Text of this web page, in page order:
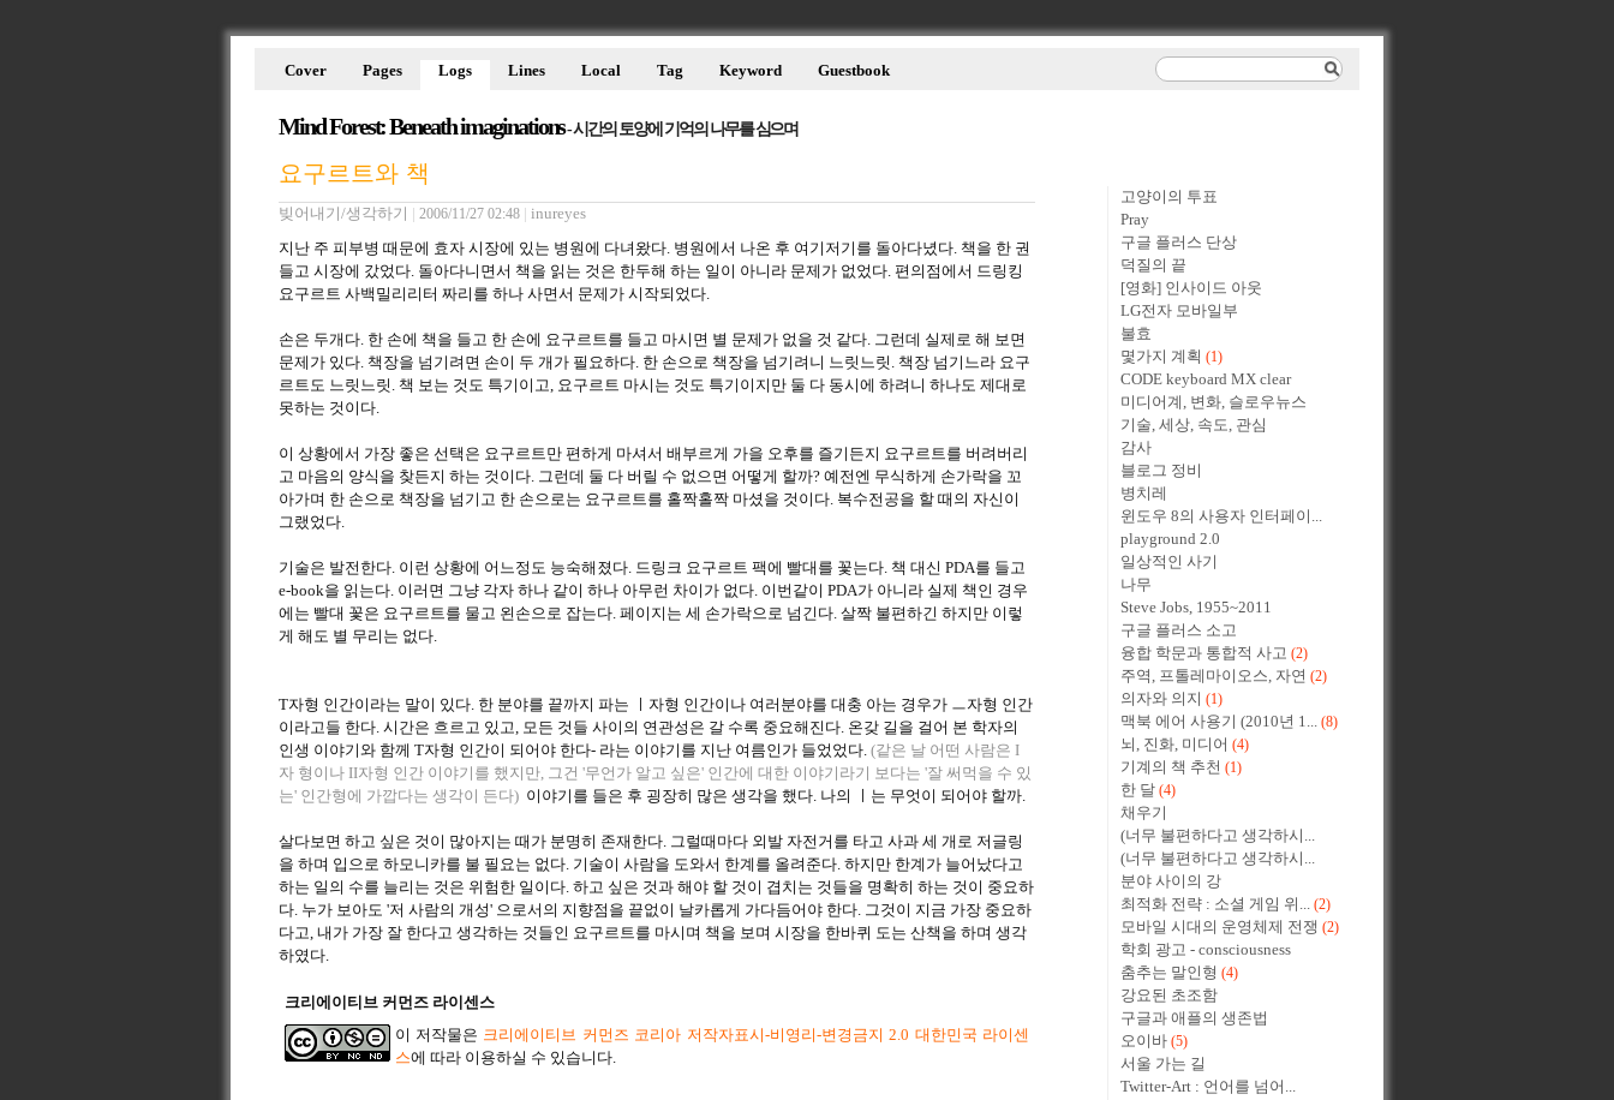
Mind Forest: Beneath imaginations- 시간의 토양에 기억의 나무를 심으며
Cover Pages Logs Lines Local Tag Keyword Guestbook
요구르트와 책
빚어내기/생각하기 2006/11/27 02:48 inureyes
지난 주 피부병 때문에 효자 시장에 있는 병원에 다녀왔다. 병원에서 나온 후 여기저기를 돌아다녔다. 책을 한 권
들고 시장에 갔었다. 돌아다니면서 책을 읽는 것은 한두해 하는 일이 아니라 문제가 없었다. 편의점에서 드링킹
요구르트 사백밀리리터 짜리를 하나 사면서 문제가 시작되었다.
손은 두개다. 한 손에 책을 들고 한 손에 요구르트를 들고 마시면 별 문제가 없을 것 같다. 그런데 실제로 해 보면
문제가 있다. 책장을 넘기려면 손이 두 개가 필요하다. 한 손으로 책장을 넘기려니 느릿느릿. 책장 넘기느라 요구
르트도 느릿느릿. 책 보는 것도 특기이고, 요구르트 마시는 것도 특기이지만 둘 다 동시에 하려니 하나도 제대로
못하는 것이다.
이 상황에서 가장 좋은 선택은 요구르트만 편하게 마셔서 배부르게 가을 오후를 즐기든지 요구르트를 버려버리
고 마음의 양식을 찾든지 하는 것이다. 그런데 둘 다 버릴 수 없으면 어떻게 할까? 예전엔 무식하게 손가락을 꼬
아가며 한 손으로 책장을 넘기고 한 손으로는 요구르트를 홀짝홀짝 마셨을 것이다. 복수전공을 할 때의 자신이
그랬었다.
기술은 발전한다. 이런 상황에 어느정도 능숙해졌다. 드링크 요구르트 팩에 빨대를 꽃는다. 책 대신 PDA를 들고
e-book을 읽는다. 이러면 그냥 각자 하나 같이 하나 아무런 차이가 없다. 이번같이 PDA가 아니라 실제 책인 경우
에는 빨대 꽃은 요구르트를 물고 왼손으로 잡는다. 페이지는 세 손가락으로 넘긴다. 살짝 불편하긴 하지만 이렇
게 해도 별 무리는 없다.
T자형 인간이라는 말이 있다. 한 분야를 끝까지 파는 ㅣ자형 인간이나 여러분야를 대충 아는 경우가 ㅡ자형 인간
이라고들 한다. 시간은 흐르고 있고, 모든 것들 사이의 연관성은 갈 수록 중요해진다. 온갖 길을 걸어 본 학자의
인생 이야기와 함께 T자형 인간이 되어야 한다- 라는 이야기를 지난 여름인가 들었었다. (같은 날 어떤 사람은 I
자 형이나 II자형 인간 이야기를 했지만, 그건 '무언가 알고 싶은' 인간에 대한 이야기라기 보다는 '잘 써먹을 수 있
는' 인간형에 가깝다는 생각이 든다) 이야기를 들은 후 굉장히 많은 생각을 했다. 나의 ㅣ는 무엇이 되어야 할까.
살다보면 하고 싶은 것이 많아지는 때가 분명히 존재한다. 그럴때마다 외발 자전거를 타고 사과 세 개로 저글링
을 하며 입으로 하모니카를 불 필요는 없다. 기술이 사람을 도와서 한계를 올려준다. 하지만 한계가 늘어났다고
하는 일의 수를 늘리는 것은 위험한 일이다. 하고 싶은 것과 해야 할 것이 겹치는 것들을 명확히 하는 것이 중요하
다. 누가 보아도 '저 사람의 개성' 으로서의 지향점을 끝없이 날카롭게 가다듬어야 한다. 그것이 지금 가장 중요하
다고, 내가 가장 잘 한다고 생각하는 것들인 요구르트를 마시며 책을 보며 시장을 한바퀴 도는 산책을 하며 생각
하였다.
크리에이티브 커먼즈 라이센스
이 저작물은 크리에이티브 커먼즈 코리아 저작자표시-비영리-변경금지 2.0 대한민국 라이센
스에 따라 이용하실 수 있습니다.
고양이의 투표
Pray
구글 플러스 단상
덕질의 끝
[영화] 인사이드 아웃
LG전자 모바일부
불효
몇가지 계획 (1)
CODE keyboard MX clear
미디어계, 변화, 슬로우뉴스
기술, 세상, 속도, 관심
감사
블로그 정비
병치레
윈도우 8의 사용자 인터페이...
playground 2.0
일상적인 사기
나무
Steve Jobs, 1955~2011
구글 플러스 소고
융합 학문과 통합적 사고 (2)
주역, 프톨레마이오스, 자연 (2)
의자와 의지 (1)
맥북 에어 사용기 (2010년 1... (8)
뇌, 진화, 미디어 (4)
기계의 책 추천 (1)
한 달 (4)
채우기
(너무 불편하다고 생각하시...
(너무 불편하다고 생각하시...
분야 사이의 강
최적화 전략 : 소셜 게임 위... (2)
모바일 시대의 운영체제 전쟁 (2)
학회 광고 - consciousness
춤추는 말인형 (4)
강요된 초조함
구글과 애플의 생존법
오이바 (5)
서울 가는 길
Twitter-Art : 언어를 넘어...